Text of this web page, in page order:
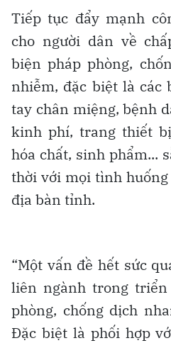
Tiếp tục đẩy mạnh
cho người dân về
biện pháp phòng,
nhiễm, đặc biệt là các
tay chân miệng, bệnh
kinh phí, trang thiết
hóa chất, sinh phẩm...
thời với mọi tình
địa bàn tỉnh.
“Một vấn đề hết sức
liên ngành trong
phòng, chống dịch
Đặc biệt là phối hợp